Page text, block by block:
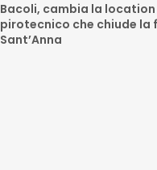
Bacoli, cambia la
pirotecnico che chiude la
Sant’Anna